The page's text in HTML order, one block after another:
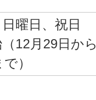
曜日、祝日
12月29日から
）